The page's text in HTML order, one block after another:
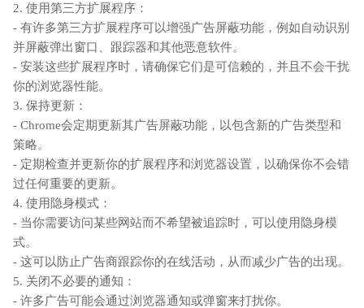
2. 使用第三方扩展程序：
- 有许多第三方扩展程序可以增强广告屏蔽功能，例如自动识别
并屏蔽弹出窗口、跟踪器和其他恶意软件。
- 安装这些扩展程序时，请确保它们是可信赖的，并且不会干扰
你的浏览器性能。
3. 保持更新：
- Chrome会定期更新其广告屏蔽功能，以包含新的广告类型和
策略。
- 定期检查并更新你的扩展程序和浏览器设置，以确保你不会错
过任何重要的更新。
4. 使用隐身模式：
- 当你需要访问某些网站而不希望被追踪时，可以使用隐身模
式。
- 这可以防止广告商跟踪你的在线活动，从而减少广告的出现。
5. 关闭不必要的通知：
- 许多广告可能会通过浏览器通知或弹窗来打扰你。